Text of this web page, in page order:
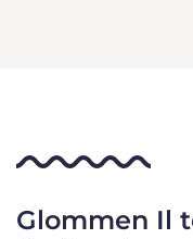
Glommen Il